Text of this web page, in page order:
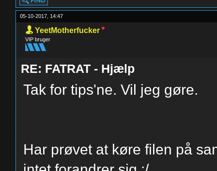
05-10-2017, 14:47
YeetMotherfucker
VIP bruger
RE: FATRAT - Hjælp
Tak for tips'ne. Vil jeg gøre.
Har prøvet at køre filen på